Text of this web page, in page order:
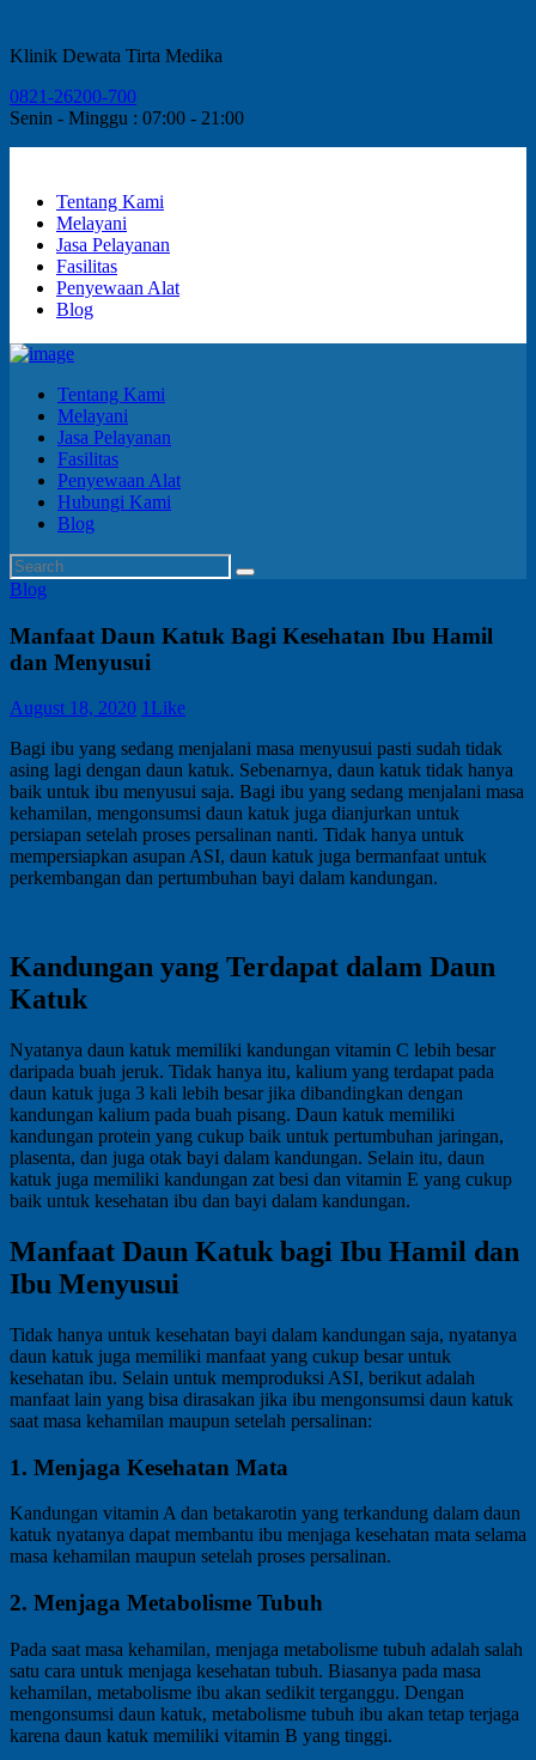
Klinik Dewata Tirta Medika
0821-26200-700
Senin - Minggu : 07:00 - 21:00
Tentang Kami
Melayani
Jasa Pelayanan
Fasilitas
Penyewaan Alat
Blog
Tentang Kami
Melayani
Jasa Pelayanan
Fasilitas
Penyewaan Alat
Hubungi Kami
Blog
Blog
Manfaat Daun Katuk Bagi Kesehatan Ibu Hamil
dan Menyusui
August 18, 2020 1 Like
Bagi ibu yang sedang menjalani masa menyusui pasti sudah tidak
asing lagi dengan daun katuk. Sebenarnya, daun katuk tidak hanya
baik untuk ibu menyusui saja. Bagi ibu yang sedang menjalani masa
kehamilan, mengonsumsi daun katuk juga dianjurkan untuk
persiapan setelah proses persalinan nanti. Tidak hanya untuk
mempersiapkan asupan ASI, daun katuk juga bermanfaat untuk
perkembangan dan pertumbuhan bayi dalam kandungan.
Kandungan yang Terdapat dalam Daun
Katuk
Nyatanya daun katuk memiliki kandungan vitamin C lebih besar
daripada buah jeruk. Tidak hanya itu, kalium yang terdapat pada
daun katuk juga 3 kali lebih besar jika dibandingkan dengan
kandungan kalium pada buah pisang. Daun katuk memiliki
kandungan protein yang cukup baik untuk pertumbuhan jaringan,
plasenta, dan juga otak bayi dalam kandungan. Selain itu, daun
katuk juga memiliki kandungan zat besi dan vitamin E yang cukup
baik untuk kesehatan ibu dan bayi dalam kandungan.
Manfaat Daun Katuk bagi Ibu Hamil dan
Ibu Menyusui
Tidak hanya untuk kesehatan bayi dalam kandungan saja, nyatanya
daun katuk juga memiliki manfaat yang cukup besar untuk
kesehatan ibu. Selain untuk memproduksi ASI, berikut adalah
manfaat lain yang bisa dirasakan jika ibu mengonsumsi daun katuk
saat masa kehamilan maupun setelah persalinan:
1. Menjaga Kesehatan Mata
Kandungan vitamin A dan betakarotin yang terkandung dalam daun
katuk nyatanya dapat membantu ibu menjaga kesehatan mata selama
masa kehamilan maupun setelah proses persalinan.
2. Menjaga Metabolisme Tubuh
Pada saat masa kehamilan, menjaga metabolisme tubuh adalah salah
satu cara untuk menjaga kesehatan tubuh. Biasanya pada masa
kehamilan, metabolisme ibu akan sedikit terganggu. Dengan
mengonsumsi daun katuk, metabolisme tubuh ibu akan tetap terjaga
karena daun katuk memiliki vitamin B yang tinggi.